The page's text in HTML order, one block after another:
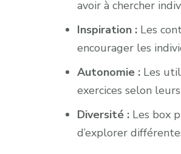
avoir à chercher
Inspiration : Les
encourager les
Autonomie : Les
exercices selon
Diversité : Les box
d’explorer